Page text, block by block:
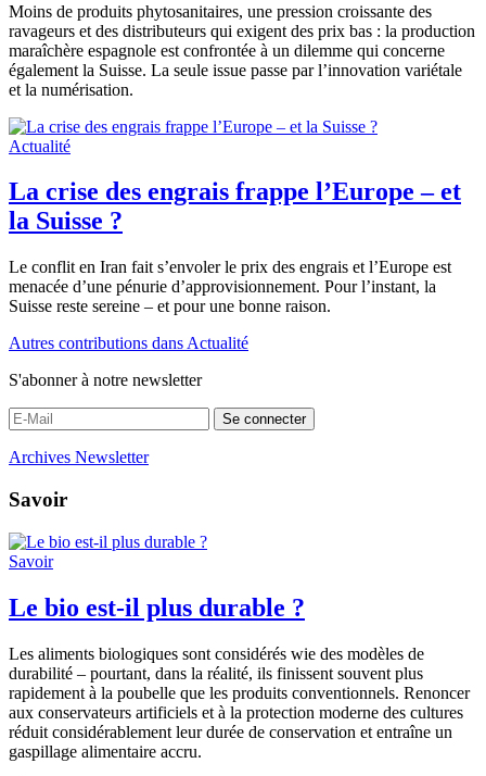
Moins de produits phytosanitaires, une pression croissante des
ravageurs et des distributeurs qui exigent des prix bas : la production
maraîchère espagnole est confrontée à un dilemme qui concerne
également la Suisse. La seule issue passe par l’innovation variétale
et la numérisation.
Actualité
La crise des engrais frappe l’Europe – et
la Suisse ?
Le conflit en Iran fait s’envoler le prix des engrais et l’Europe est
menacée d’une pénurie d’approvisionnement. Pour l’instant, la
Suisse reste sereine – et pour une bonne raison.
Autres contributions dans Actualité
S'abonner à notre newsletter
Se connecter
Archives Newsletter
Savoir
Savoir
Le bio est-il plus durable ?
Les aliments biologiques sont considérés wie des modèles de
durabilité – pourtant, dans la réalité, ils finissent souvent plus
rapidement à la poubelle que les produits conventionnels. Renoncer
aux conservateurs artificiels et à la protection moderne des cultures
réduit considérablement leur durée de conservation et entraîne un
gaspillage alimentaire accru.